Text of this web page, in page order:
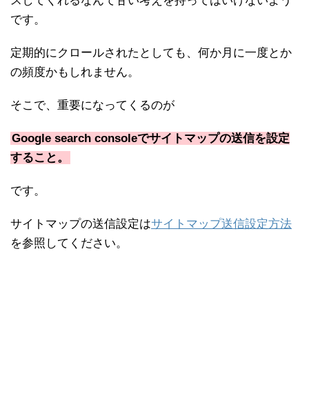
です。
定期的にクロールされたとしても、何か月に一度とか
の頻度かもしれません。
そこで、重要になってくるのが
Google search consoleでサイトマップの送信を設定
すること。
です。
サイトマップの送信設定はサイトマップ送信設定方法
を参照してください。